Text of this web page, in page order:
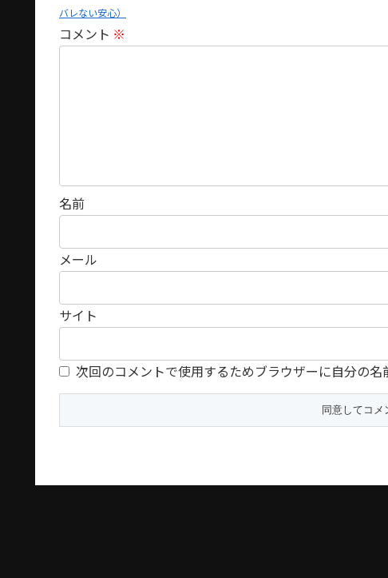
バレない安心）
コメント ※
名前
メール
サイト
次回のコメントで使用するためブラウザーに自分の名